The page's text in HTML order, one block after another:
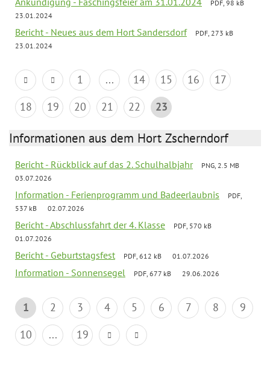
PDF, 98 kB
23.01.2024
Bericht - Neues aus dem Hort Sandersdorf
PDF, 273 kB
23.01.2024
1 ... 14 15 16
17
18
19 20 21 22 23
Informationen aus dem Hort Zscherndorf
Bericht - Rückblick auf das 2. Schulhalbjahr
PNG, 2.5 MB
03.07.2026
Information - Ferienprogramm und Badeerlaubnis
PDF,
537 kB
02.07.2026
Bericht - Abschlussfahrt der 4. Klasse
PDF, 570 kB
01.07.2026
Bericht - Geburtstagsfest PDF, 612 kB 01.07.2026
Information - Sonnensegel PDF, 677 kB 29.06.2026
1 2 3 4 5 6 7 8
9
10
... 19